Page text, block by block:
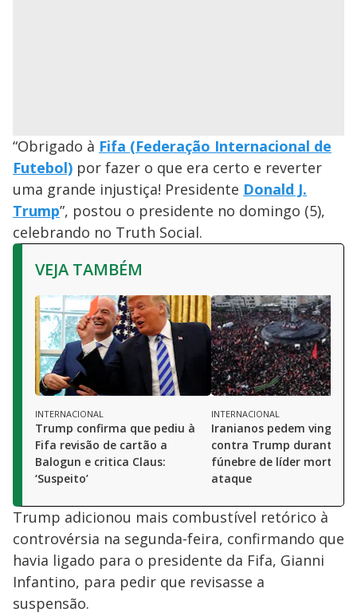
“Obrigado à Fifa (Federação Internacional de
Futebol) por fazer o que era certo e reverter
uma grande injustiça! Presidente Donald J.
Trump”, postou o presidente no domingo (5),
celebrando no Truth Social.
VEJA TAMBÉM
INTERNACIONAL
Trump confirma que pediu à
Fifa revisão de cartão a
Balogun e critica Claus:
‘Suspeito’
INTERNACIONAL
Iranianos pedem
contra Trump durante
fúnebre de líder morto
ataque
Trump adicionou mais combustível retórico à
controvérsia na segunda-feira, confirmando que
havia ligado para o presidente da Fifa, Gianni
Infantino, para pedir que revisasse a
suspensão.